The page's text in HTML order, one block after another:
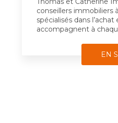
conseillers immobiliers
spécialisés dans
accompagnent à
EN